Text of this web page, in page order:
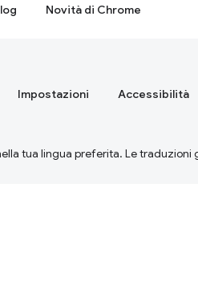
Novità di Chrome
Impostazioni Accessibilità
tua lingua preferita. Le